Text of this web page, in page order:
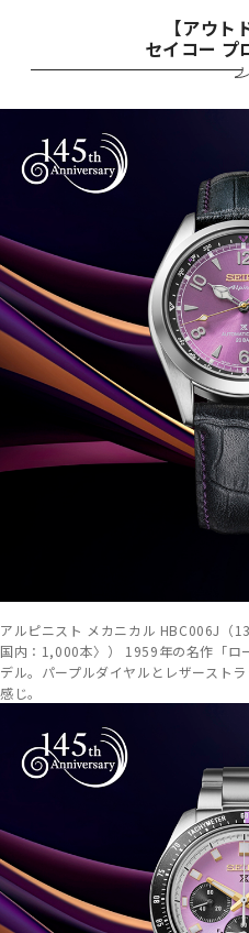
【アウト
セイコー プ
アルピニスト メカニカル HBC006J（
国内：1,000本〉） 1959年の名作「ロ
デル。パープルダイヤルとレザースト
感じ。